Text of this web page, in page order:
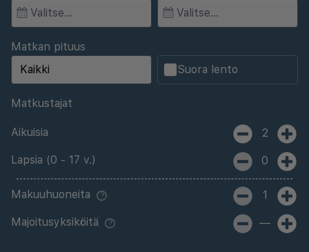
Matkan pituus
Suora lento
Matkustajat
Aikuisia 2
Lapsia (0 - 17 v.) 0
Makuuhuoneita 1
Majoitusyksiköitä —